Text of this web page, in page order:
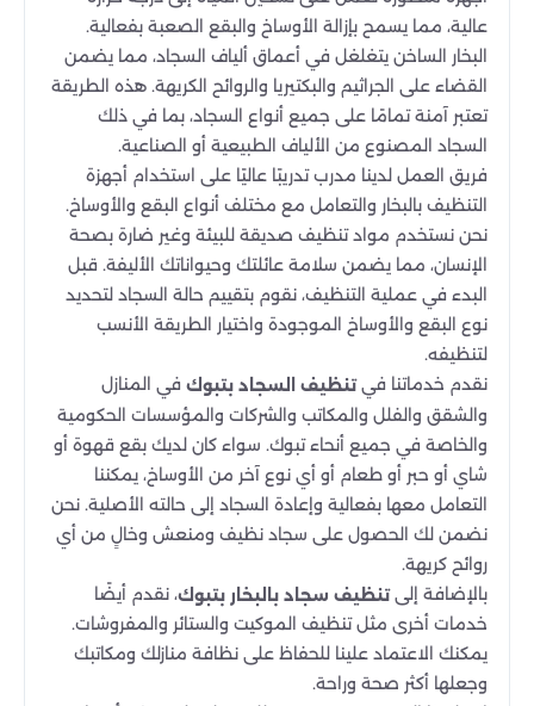
عالية، مما يسمح بإزالة الأوساخ والبقع الصعبة بفعالية.
البخار الساخن يتغلغل في أعماق ألياف السجاد، مما يضمن
القضاء على الجراثيم والبكتيريا والروائح الكريهة. هذه الطريقة
تعتبر آمنة تمامًا على جميع أنواع السجاد، بما في ذلك
السجاد المصنوع من الألياف الطبيعية أو الصناعية.
فريق العمل لدينا مدرب تدريبًا عاليًا على استخدام أجهزة
التنظيف بالبخار والتعامل مع مختلف أنواع البقع والأوساخ.
نحن نستخدم مواد تنظيف صديقة للبيئة وغير ضارة بصحة
الإنسان، مما يضمن سلامة عائلتك وحيواناتك الأليفة. قبل
البدء في عملية التنظيف، نقوم بتقييم حالة السجاد لتحديد
نوع البقع والأوساخ الموجودة واختيار الطريقة الأنسب
لتنظيفه.
نقدم خدماتنا فيتنظيف السجاد بتبوك في المنازل
والشقق والفلل والمكاتب والشركات والمؤسسات الحكومية
والخاصة في جميع أنحاء تبوك. سواء كان لديك بقع قهوة أو
شاي أو حبر أو طعام أو أي نوع آخر من الأوساخ، يمكننا
التعامل معها بفعالية وإعادة السجاد إلى حالته الأصلية. نحن
نضمن لك الحصول على سجاد نظيف ومنعش وخالٍ من أي
روائح كريهة.
بالإضافة إلىتنظيف سجاد بالبخار بتبوك، نقدم أيضًا
خدمات أخرى مثل تنظيف الموكيت والستائر والمفروشات.
يمكنك الاعتماد علينا للحفاظ على نظافة منازلك ومكاتبك
وجعلها أكثر صحة وراحة.